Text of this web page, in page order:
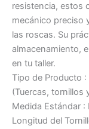
resistencia, estos
mecánico preciso
las roscas. Su
almacenamiento,
en tu taller.
Tipo de Producto
(Tuercas, tornillos
Medida Estándar
Longitud del